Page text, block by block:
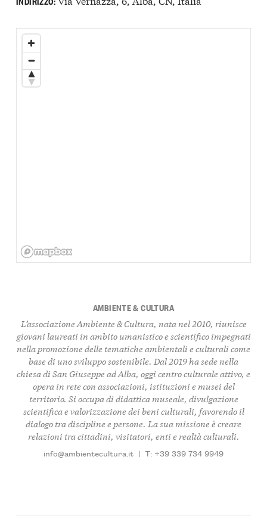
AMBIENTE & CULTURA
L’associazione Ambiente & Cultura, nata nel 2010, riunisce
giovani laureati in ambito umanistico e scientifico impegnati
nella promozione delle tematiche ambientali e culturali come
base di uno sviluppo sostenibile. Dal 2019 ha sede nella
chiesa di San Giuseppe ad Alba, oggi centro culturale attivo, e
opera in rete con associazioni, istituzioni e musei del
territorio. Si occupa di didattica museale, divulgazione
scientifica e valorizzazione dei beni culturali, favorendo il
dialogo tra discipline e persone. La sua missione è creare
relazioni tra cittadini, visitatori, enti e realtà culturali.
info@ambientecultura.it | T: +39 339 734 9949